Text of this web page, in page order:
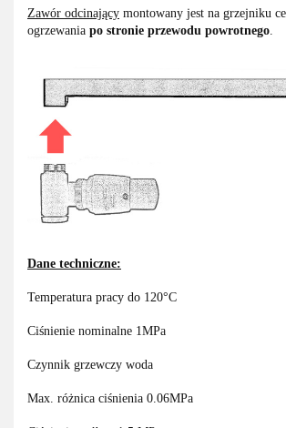
Zawór odcinający montowany jest na grzejniku
ogrzewania po stronie przewodu powrotnego.
Dane techniczne:
Temperatura pracy do 120°C
Ciśnienie nominalne 1MPa
Czynnik grzewczy woda
Max. różnica ciśnienia 0.06MPa